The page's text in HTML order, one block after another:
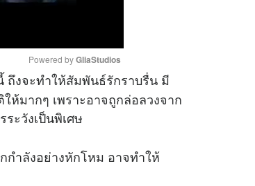
M
u
e
Powered by GliaStudios
งจะทำให้สัมพันธ์รักราบรื่น มี
มากๆ เพราะอาจถูกล่อลวงจาก
ะวังเป็นพิเศษ
ำลังอย่างหักโหม อาจทำให้